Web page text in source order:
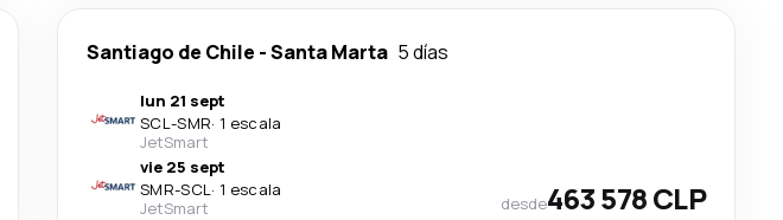
Santiago de Chile -Santa Marta 5 días
lun 21 sept
SCL-SMR· 1 escala
JetSmart
vie 25 sept
SMR-SCL· 1 escala
JetSmart
desde463 578 CLP